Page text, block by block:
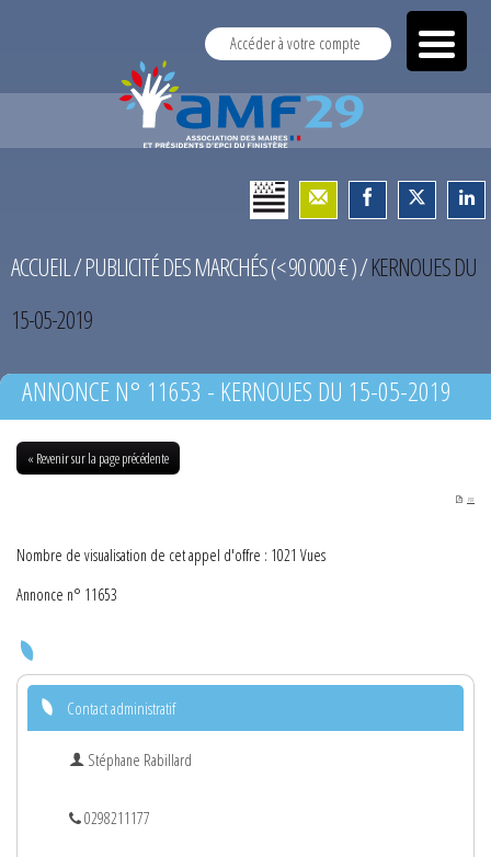
Accéder à votre compte
ACCUEIL/PUBLICITÉ DES MARCHÉS (< 90 000 € )/KERNOUES DU
15-05-2019
ANNONCE N° 11653 - KERNOUES DU 15-05-2019
« Revenir sur la page précédente
PDF
Nombre de visualisation de cet appel d'offre : 1021 Vues
Annonce n° 11653
Contact administratif
Stéphane Rabillard
0298211177